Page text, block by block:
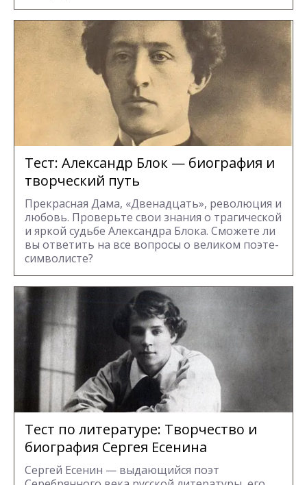
Тест: Александр Блок — биография и
творческий путь
Прекрасная Дама, «Двенадцать», революция и
любовь. Проверьте свои знания о трагической
и яркой судьбе Александра Блока. Сможете ли
вы ответить на все вопросы о великом поэте-
символисте?
Тест по литературе: Творчество и
биография Сергея Есенина
Сергей Есенин — выдающийся поэт